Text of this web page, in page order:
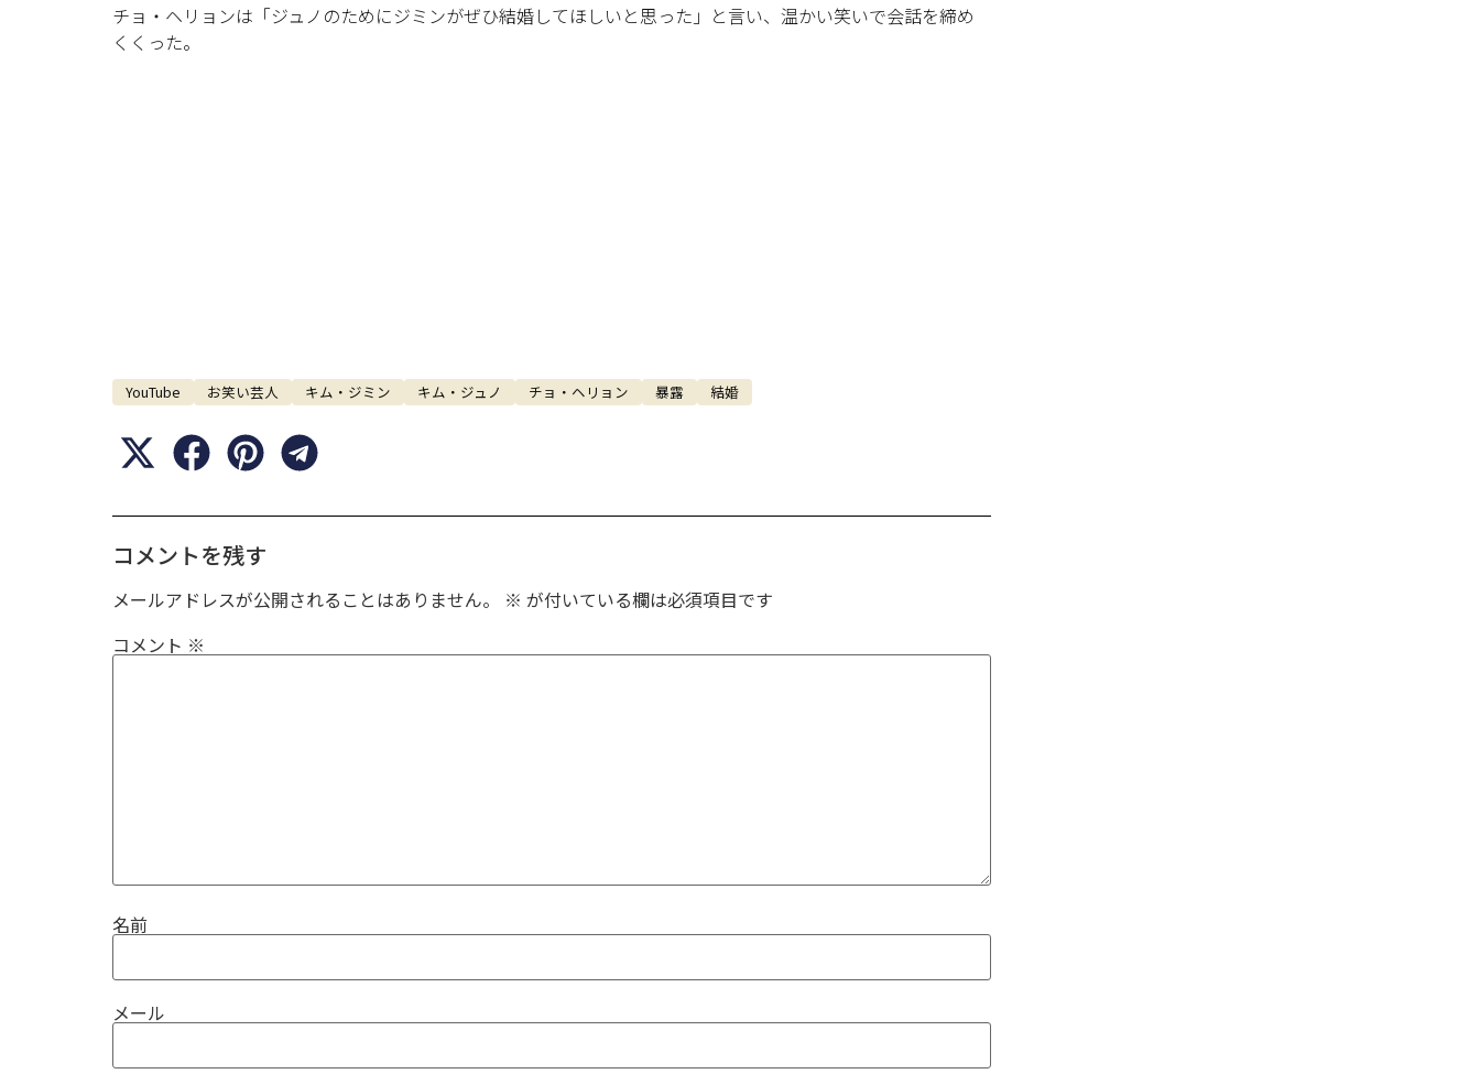
チョ・ヘリョンは「ジュノのためにジミンがぜひ結婚してほしいと思った」と言い、温かい笑いで会話を締め
くくった。
YouTube お笑い芸人 キム・ジミン キム・ジュノ チョ・ヘリョン 暴露 結婚
コメントを残す
メールアドレスが公開されることはありません。 ※ が付いている欄は必須項目です
コメント ※
名前
メール